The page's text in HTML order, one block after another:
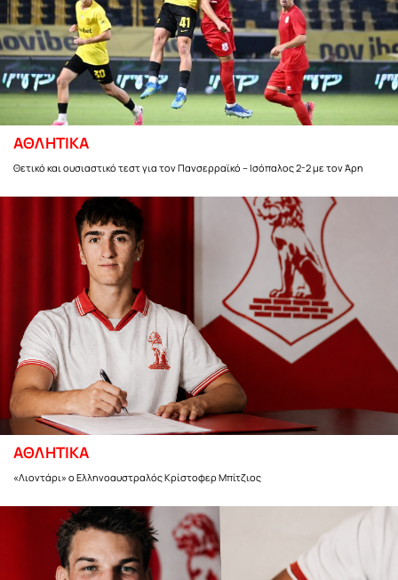
ΑΘΛΗΤΙΚΑ
Θετικό και ουσιαστικό τεστ για τον Πανσερραϊκό – Ισόπαλος 2-2 με τον Άρη
ΑΘΛΗΤΙΚΑ
«Λιοντάρι» ο Ελληνοαυστραλός Κρίστοφερ Μπίτζιος